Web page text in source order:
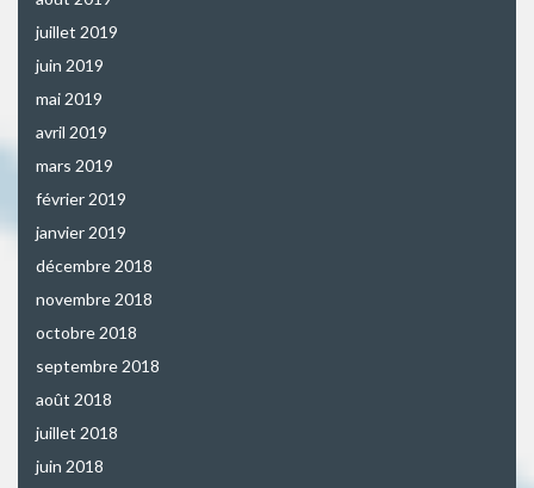
juillet 2019
juin 2019
mai 2019
avril 2019
mars 2019
février 2019
janvier 2019
décembre 2018
novembre 2018
octobre 2018
septembre 2018
août 2018
juillet 2018
juin 2018